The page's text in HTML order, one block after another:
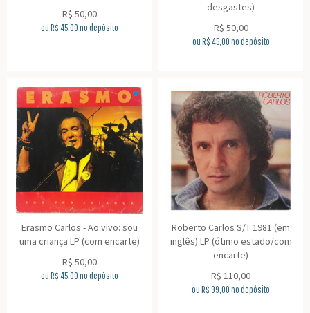
R$ 50,00
ou R$ 45,00no depósito
desgastes)
R$ 50,00
ou R$ 45,00no depósito
Erasmo Carlos - Ao vivo: sou
uma criança LP (com encarte)
R$ 50,00
ou R$ 45,00no depósito
Roberto Carlos S/T 1981 (em
inglês) LP (ótimo estado/com
encarte)
R$ 110,00
ou R$ 99,00no depósito